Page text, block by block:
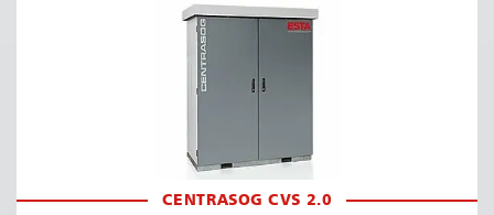
CENTRASOG CVS 2.0